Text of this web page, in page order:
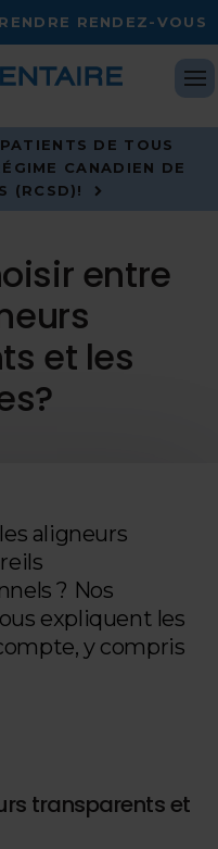
RENDEZ-VOUS
DE TOUS
CANADIEN DE
(RCSD)!
entre
et les
aligneurs
? Nos
expliquent les
y compris
transparents et